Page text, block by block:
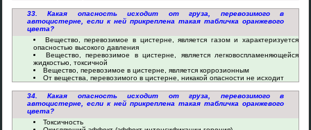
33. Какая опасность исходит от груза, перевозимого в
автоцистерне, если к ней прикреплена такая табличка оранжевого
цвета?
Вещество, перевозимое в цистерне, является газом и характеризуется
опасностью высокого давления
Вещество, перевозимое в цистерне, является легковоспламеняющейся
жидкостью, токсичной
Вещество, перевозимое в цистерне, является коррозионным
От вещества, перевозимого в цистерне, никакой опасности не исходит
34. Какая опасность исходит от груза, перевозимого в
автоцистерне, если к ней прикреплена такая табличка оранжевого
цвета?
Токсичность